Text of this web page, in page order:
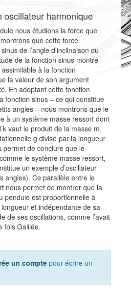
oscillateur harmonique
nous étudions la force que
que cette force
de l’angle d’inclinaison du
de la fonction sinus montre
à la fonction
la valeur de son argument
En adoptant cette fonction
fonction sinus – ce qui constitue
angles – nous montrons que le
à un système masse ressort dont
vaut le produit de la masse m,
g divisé par la longueur
permet de conclure que le
le système masse ressort,
un exemple d’oscillateur
angles). Ce parallèle entre le
nous permet de montrer que la
pendule est proportionnelle à
et indépendante de sa
de ses oscillations, comme l’avait
fois Galilée.
un compte pour écrire un